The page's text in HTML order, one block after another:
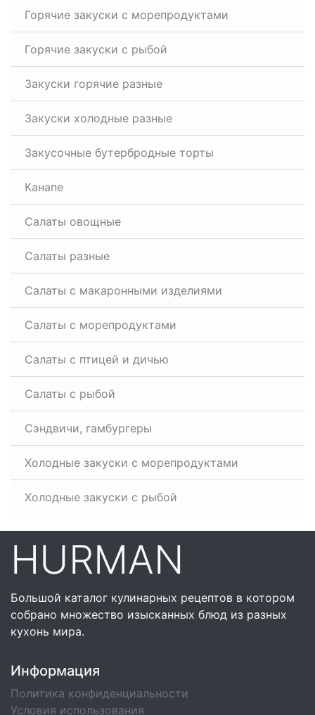
Горячие закуски с морепродуктами
Горячие закуски с рыбой
Закуски горячие разные
Закуски холодные разные
Закусочные бутербродные торты
Канапе
Салаты овощные
Салаты разные
Салаты с макаронными изделиями
Салаты с морепродуктами
Салаты с птицей и дичью
Салаты с рыбой
Сэндвичи, гамбургеры
Холодные закуски с морепродуктами
Холодные закуски с рыбой
HURMAN
Большой каталог кулинарных рецептов в котором
собрано множество изысканных блюд из разных
кухонь мира.
Информация
Политика конфиденциальности
Условия использования